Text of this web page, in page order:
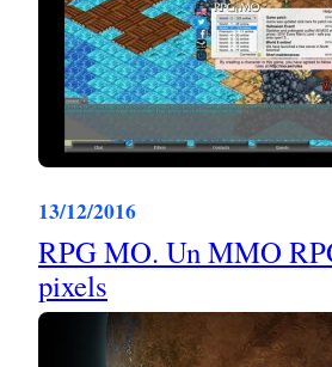
13/12/2016
RPG MO. Un MMO
pixels